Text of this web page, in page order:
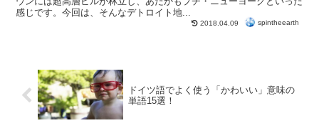
感じです。今回は、そんなデトロイト地...
2018.04.09 spintheearth
ドイツ語でよく使う「かわいい」意味の
単語15選！